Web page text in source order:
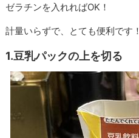
ゼラチンを入れればOK！
計量いらずで、とても便利です！
1.豆乳パックの上を切る